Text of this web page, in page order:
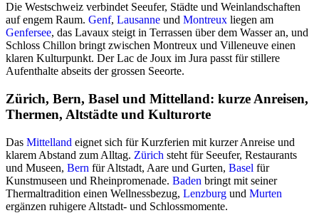
Die Westschweiz verbindet Seeufer, Städte und Weinlandschaften
auf engem Raum. Genf, Lausanne und Montreux liegen am
Genfersee, das Lavaux steigt in Terrassen über dem Wasser an, und
Schloss Chillon bringt zwischen Montreux und Villeneuve einen
klaren Kulturpunkt. Der Lac de Joux im Jura passt für stillere
Aufenthalte abseits der grossen Seeorte.
Zürich, Bern, Basel und Mittelland: kurze Anreisen,
Thermen, Altstädte und Kulturorte
Das Mittelland eignet sich für Kurzferien mit kurzer Anreise und
klarem Abstand zum Alltag. Zürich steht für Seeufer, Restaurants
und Museen, Bern für Altstadt, Aare und Gurten, Basel für
Kunstmuseen und Rheinpromenade. Baden bringt mit seiner
Thermaltradition einen Wellnessbezug, Lenzburg und Murten
ergänzen ruhigere Altstadt- und Schlossmomente.